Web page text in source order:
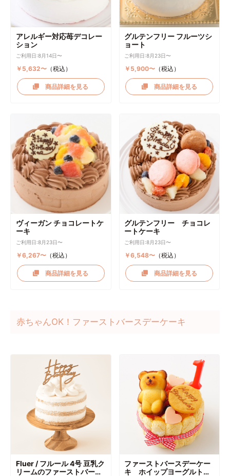
アレルギー対応苺デコレー
ション
ご利用日:8月14日〜
￥5,632〜（税込）
商品詳細を見る
グルテンフリー フルーツシ
ョート
ご利用日:8月23日〜
￥5,900〜 （税込）
商品詳細を見る
ヴィーガン チョコレートケ
ーキ
ご利用日:8月23日〜
￥6,267〜（税込）
商品詳細を見る
グルテンフリー チョコレ
ートケーキ
ご利用日:8月23日〜
￥6,548〜 （税込）
商品詳細を見る
赤ちゃんOK！ファーストバースデーケーキ
Fluer / フルール 4号 豆乳ク
リームのファーストバース
ファーストバースデーケー
キ ホイップヨーグルトク